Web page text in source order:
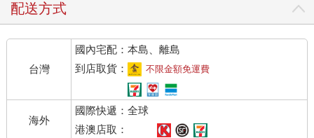
配送方式
台灣
國內宅配：本島、離島
到店取貨：
不限金額免運費
海外
國際快遞：全球
港澳店取：